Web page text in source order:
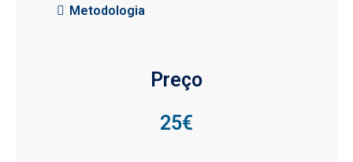
Metodologia
Preço
25€